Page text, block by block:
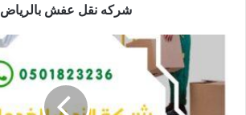
شركه نقل عفش بالرياض